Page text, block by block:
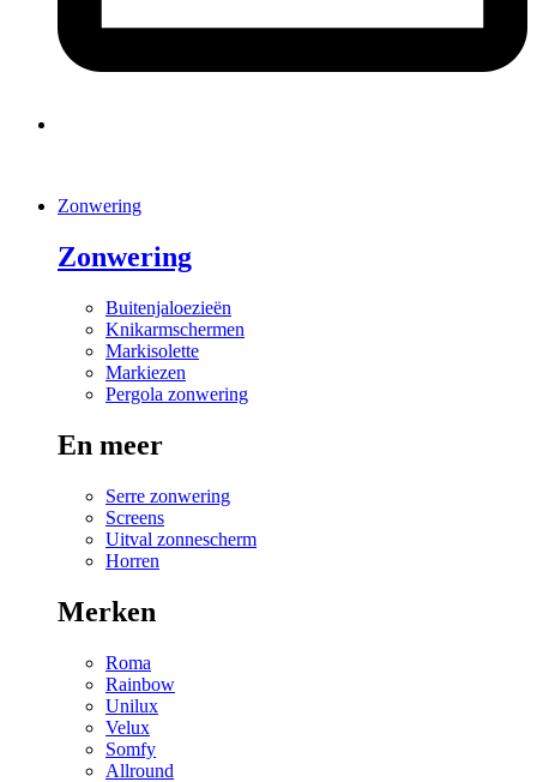
Zonwering
Zonwering
Buitenjaloezieën
Knikarmschermen
Markisolette
Markiezen
Pergola zonwering
En meer
Serre zonwering
Screens
Uitval zonnescherm
Horren
Merken
Roma
Rainbow
Unilux
Velux
Somfy
Allround